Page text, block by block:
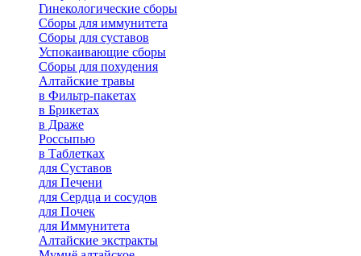
Гинекологические сборы
Сборы для иммунитета
Сборы для суставов
Успокаивающие сборы
Сборы для похудения
Алтайские травы
в Фильтр-пакетах
в Брикетах
в Драже
Россыпью
в Таблетках
для Cуставов
для Печени
для Сердца и сосудов
для Почек
для Иммунитета
Алтайские экстракты